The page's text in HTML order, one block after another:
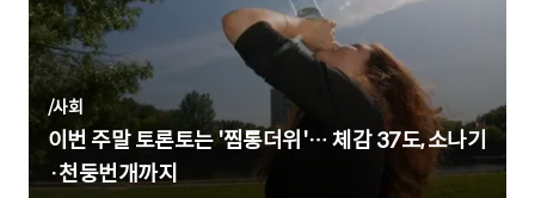
/사회
이번 주말 토론토는 '찜통더위'… 체감 37도, 소나기
·천둥번개까지